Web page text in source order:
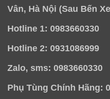
Vân, Hà Nội (Sau Bến
Hotline 1: 0983660330
Hotline 2: 0931086999
Zalo, sms: 0983660330
Phụ Tùng Chính Hãng: